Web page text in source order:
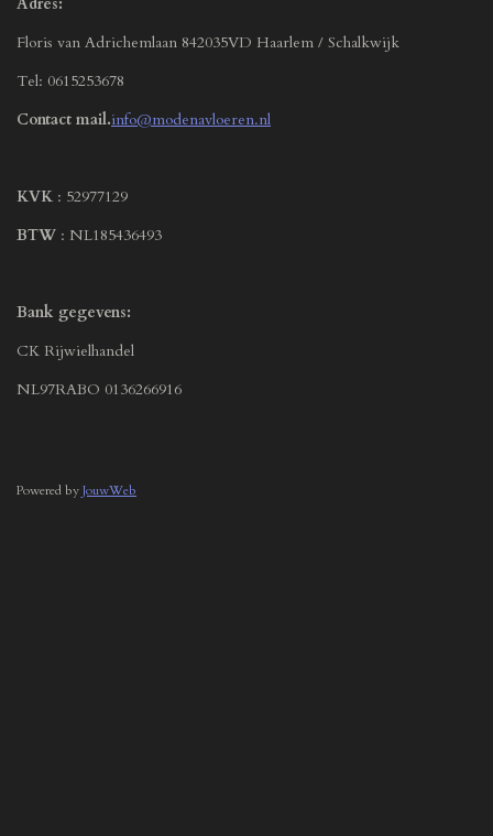
Floris van Adrichemlaan 842035VD Haarlem / Schalkwijk
Tel: 0615253678
Contact mail.info@modenavloeren.nl
KVK : 52977129
BTW : NL185436493
Bank gegevens:
CK Rijwielhandel
NL97RABO 0136266916
Powered byJouwWeb